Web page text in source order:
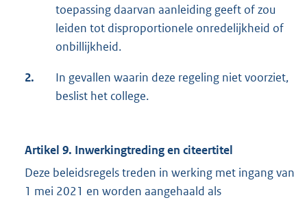
toepassing daarvan aanleiding geeft of zou
leiden tot disproportionele onredelijkheid of
onbillijkheid.
2.
In gevallen waarin deze regeling niet voorziet,
beslist het college.
Artikel 9. Inwerkingtreding en citeertitel
Deze beleidsregels treden in werking met ingang van
1 mei 2021 en worden aangehaald als